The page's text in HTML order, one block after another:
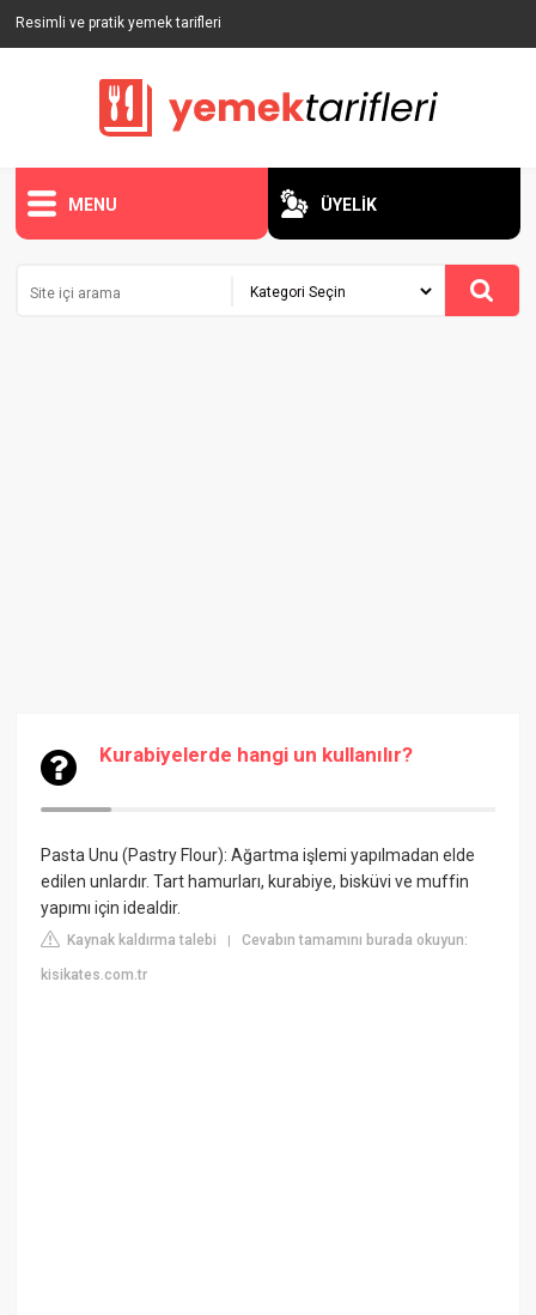
Resimli ve pratik yemek tarifleri
MENU ÜYELİK
Kurabiyelerde hangi un kullanılır?
Pasta Unu (Pastry Flour): Ağartma işlemi yapılmadan elde
edilen unlardır. Tart hamurları, kurabiye, bisküvi ve muffin
yapımı için idealdir.
Kaynak kaldırma talebi |Cevabın tamamını burada okuyun:
kisikates.com.tr